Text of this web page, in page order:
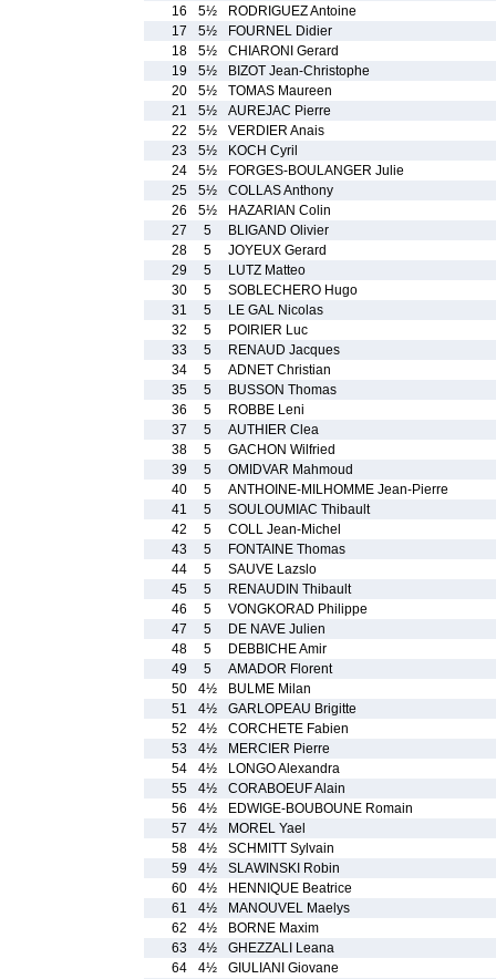
16
5½
RODRIGUEZ Antoine
17
5½
FOURNEL Didier
18
5½
CHIARONI Gerard
19
5½
BIZOT Jean-Christophe
20
5½
TOMAS Maureen
21
5½
AUREJAC Pierre
22
5½
VERDIER Anais
23
5½
KOCH Cyril
24
5½
FORGES-BOULANGER Julie
25
5½
COLLAS Anthony
26
5½
HAZARIAN Colin
27
5
BLIGAND Olivier
28
5
JOYEUX Gerard
29
5
LUTZ Matteo
30
5
SOBLECHERO Hugo
31
5
LE GAL Nicolas
32
5
POIRIER Luc
33
5
RENAUD Jacques
34
5
ADNET Christian
35
5
BUSSON Thomas
36
5
ROBBE Leni
37
5
AUTHIER Clea
38
5
GACHON Wilfried
39
5
OMIDVAR Mahmoud
40
5
ANTHOINE-MILHOMME Jean-Pierre
41
5
SOULOUMIAC Thibault
42
5
COLL Jean-Michel
43
5
FONTAINE Thomas
44
5
SAUVE Lazslo
45
5
RENAUDIN Thibault
46
5
VONGKORAD Philippe
47
5
DE NAVE Julien
48
5
DEBBICHE Amir
49
5
AMADOR Florent
50
4½
BULME Milan
51
4½
GARLOPEAU Brigitte
52
4½
CORCHETE Fabien
53
4½
MERCIER Pierre
54
4½
LONGO Alexandra
55
4½
CORABOEUF Alain
56
4½
EDWIGE-BOUBOUNE Romain
57
4½
MOREL Yael
58
4½
SCHMITT Sylvain
59
4½
SLAWINSKI Robin
60
4½
HENNIQUE Beatrice
61
4½
MANOUVEL Maelys
62
4½
BORNE Maxim
63
4½
GHEZZALI Leana
64
4½
GIULIANI Giovane